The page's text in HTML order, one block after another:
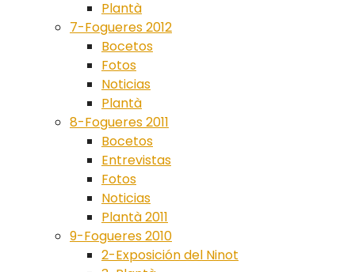
Plantà
7-Fogueres 2012
Bocetos
Fotos
Noticias
Plantà
8-Fogueres 2011
Bocetos
Entrevistas
Fotos
Noticias
Plantà 2011
9-Fogueres 2010
2-Exposición del Ninot